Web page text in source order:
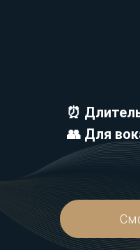
⏰
👥 Для